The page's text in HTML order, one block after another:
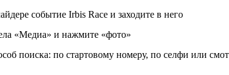
событие Irbis Race и заходите в него
«Медиа» и нажмите «фото»
поиска: по стартовому номеру, по селфи или